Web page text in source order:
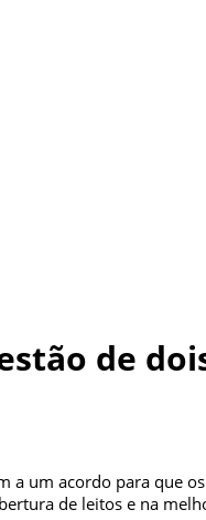
de
um acordo para que
de leitos e na